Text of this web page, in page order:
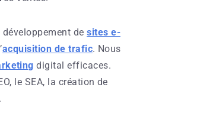
développement desites e-
acquisition de trafic. Nous
digital efficaces.
le SEA, la création de
.